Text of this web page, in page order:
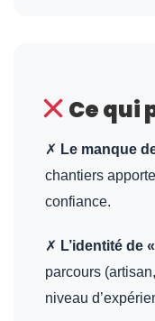
Ce qui
✗ Le manque
chantiers
confiance.
✗ L’identité de
parcours
niveau